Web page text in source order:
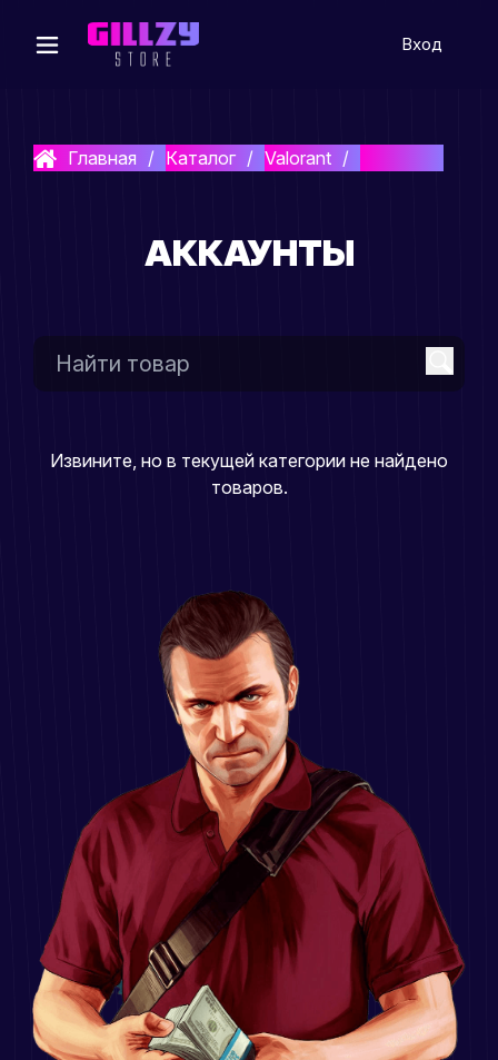
Вход
Главная Каталог Valorant
АККАУНТЫ
Извините, но в текущей категории не найдено
товаров.